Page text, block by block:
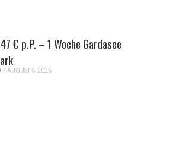
€ p.P. – 1 Woche Gardasee
/ AUGUST 6, 2026